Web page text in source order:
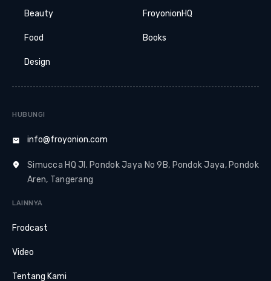
Beauty
Food
Design
FroyonionHQ
Books
HUBUNGI
info@froyonion.com
Simucca HQ Jl. Pondok Jaya No 9B, Pondok Jaya, Pondok
Aren, Tangerang
LAINNYA
Frodcast
Video
Tentang Kami